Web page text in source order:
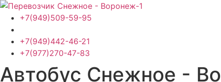
Перейти
содержимому
+7(949)509-59-95
+7(949)442-46-21
+7(977)270-47-83
Автобус Снежное -